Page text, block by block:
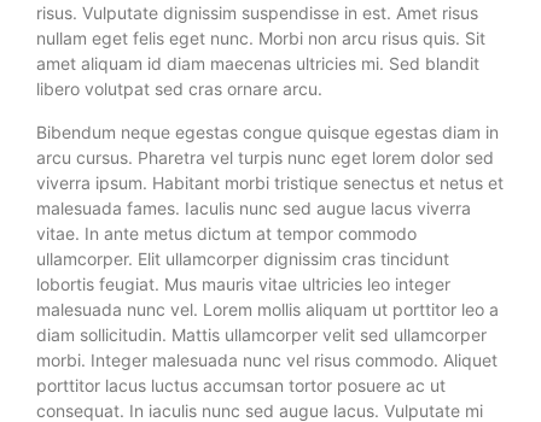
risus. Vulputate dignissim suspendisse in est. Amet risus
nullam eget felis eget nunc. Morbi non arcu risus quis. Sit
amet aliquam id diam maecenas ultricies mi. Sed blandit
libero volutpat sed cras ornare arcu.
Bibendum neque egestas congue quisque egestas diam in
arcu cursus. Pharetra vel turpis nunc eget lorem dolor sed
viverra ipsum. Habitant morbi tristique senectus et netus et
malesuada fames. Iaculis nunc sed augue lacus viverra
vitae. In ante metus dictum at tempor commodo
ullamcorper. Elit ullamcorper dignissim cras tincidunt
lobortis feugiat. Mus mauris vitae ultricies leo integer
malesuada nunc vel. Lorem mollis aliquam ut porttitor leo a
diam sollicitudin. Mattis ullamcorper velit sed ullamcorper
morbi. Integer malesuada nunc vel risus commodo. Aliquet
porttitor lacus luctus accumsan tortor posuere ac ut
consequat. In iaculis nunc sed augue lacus. Vulputate mi